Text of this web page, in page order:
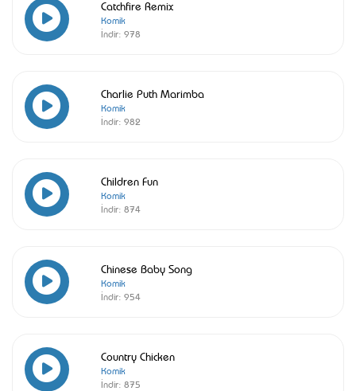
Catchfire Remix
Komik
İndir: 978
Charlie Puth Marimba
Komik
İndir: 982
Children Fun
Komik
İndir: 874
Chinese Baby Song
Komik
İndir: 954
Country Chicken
Komik
İndir: 875